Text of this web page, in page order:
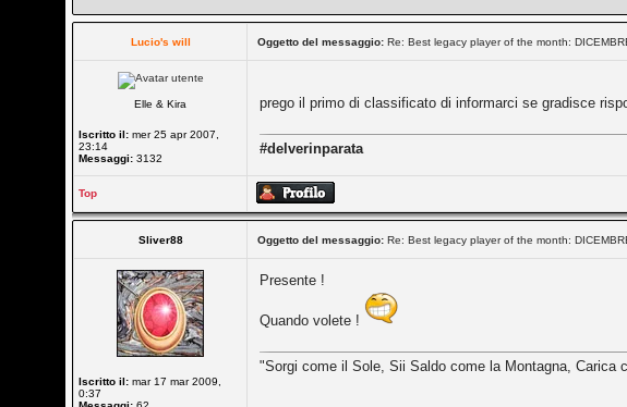
Lucio's will Oggetto del messaggio: Re: Best legacy player of the month:
Elle & Kira
Iscritto il: mer 25 apr 2007,
23:14
Messaggi: 3132
prego il primo di classificato di informarci se gradisce
#delverinparata
Top
Sliver88 Oggetto del messaggio: Re: Best legacy player of the month:
Iscritto il: mar 17 mar 2009,
0:37
Presente !
Quando volete !
"Sorgi come il Sole, Sii Saldo come la Montagna, Carica